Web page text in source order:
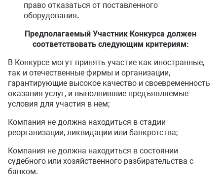
право отказаться от поставленного
оборудования.
Предполагаемый Участник Конкурса должен
соответствовать следующим критериям:
В Конкурсе могут принять участие как иностранные,
так и отечественные фирмы и организации,
гарантирующие высокое качество и своевременность
оказания услуг, и выполнившие предъявляемые
условия для участия в нем;
Компания не должна находиться в стадии
реорганизации, ликвидации или банкротства;
Компания не должна находиться в состоянии
судебного или хозяйственного разбирательства с
банком.